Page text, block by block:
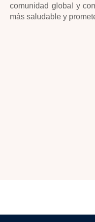
comunidad global y
más saludable y